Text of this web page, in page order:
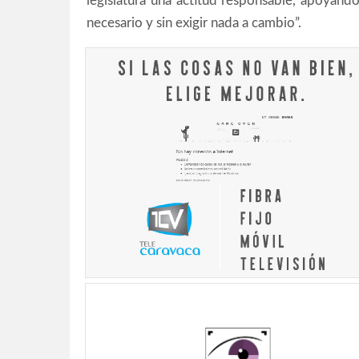
necesario y sin exigir nada a cambio”.